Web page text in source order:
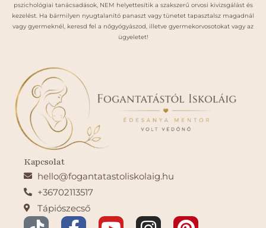
pszichológiai tanácsadások, NEM helyettesítik a szakszerű orvosi kivizsgálást és
kezelést. Ha bármilyen nyugtalanító panaszt vagy tünetet tapasztalsz magadnál
vagy gyermeknél, keresd fel a nőgyógyászod, illetve gyermekorvosotokat vagy az
ügyeletet!
Kapcsolat
hello@fogantatastoliskolaig.hu
+36702113517
Tápiószecső